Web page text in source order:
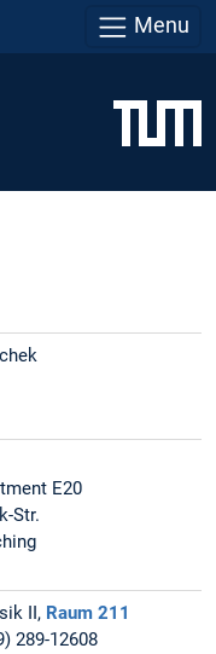
Menu
E20
Str.
II, Raum 211
289-12608